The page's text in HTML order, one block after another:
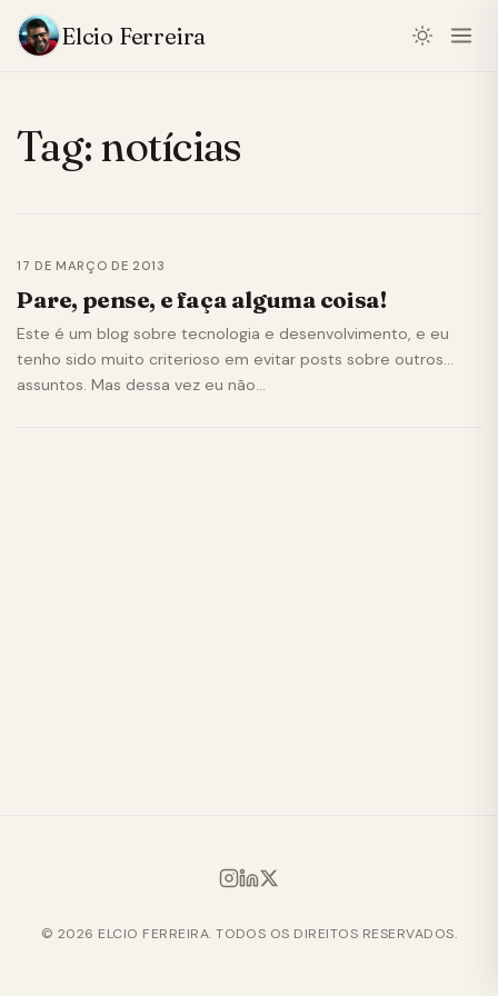
Elcio Ferreira
Tag:notícias
17 DE MARÇO DE 2013
Pare, pense, e faça alguma coisa!
Este é um blog sobre tecnologia e desenvolvimento, e eu
tenho sido muito criterioso em evitar posts sobre outros
assuntos. Mas dessa vez eu não…
© 2026 ELCIO FERREIRA. TODOS OS DIREITOS RESERVADOS.